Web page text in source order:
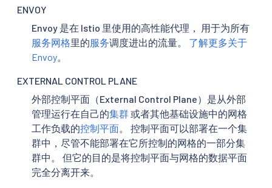
ENVOY
Envoy 是在 Istio 里使用的高性能代理， 用于为所有
服务网格里的服务调度进出的流量。 了解更多关于
Envoy。
EXTERNAL CONTROL PLANE
外部控制平面（External Control Plane）是从外部
管理运行在自己的集群或者其他基础设施中的网格
工作负载的控制平面。 控制平面可以部署在一个集
群中，尽管不能部署在它所控制的网格的一部分集
群中。 但它的目的是将控制平面与网格的数据平面
完全分离开来。